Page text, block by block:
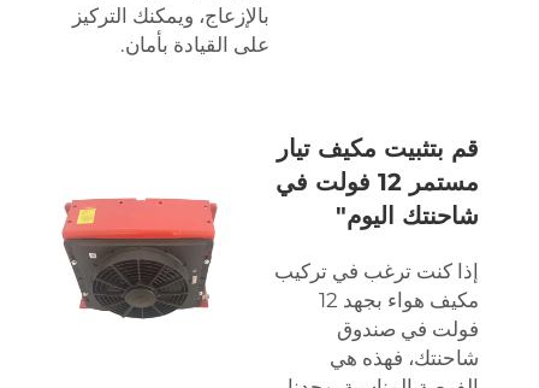
بالإزعاج، ويمكنك التركيز
على القيادة بأمان.
قم بتثبيت مكيف تيار
مستمر 12 فولت في
شاحنتك اليوم"
إذا كنت ترغب في تركيب
مكيف هواء بجهد 12
فولت في صندوق
شاحنتك، فهذه هي